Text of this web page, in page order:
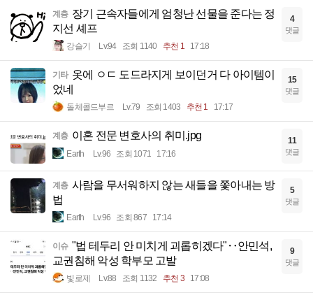
계층 장기 근속자들에게 엄청난 선물을 준다는 정
지선 셰프
강슬기 Lv.94 조회 1140 추천 1 17:18
4
댓글
기타 옷에 ㅇㄷ 도드라지게 보이던거 다 아이템이
었네
돌체콜드부르 Lv.79 조회 1403 추천 1 17:17
15
댓글
계층 이혼 전문 변호사의 취미.jpg
Earth Lv.96 조회 1071 17:16
11
댓글
계층 사람을 무서워하지 않는 새들을 쫓아내는 방
법
Earth Lv.96 조회 867 17:14
5
댓글
이슈 "법 테두리 안 미치게 괴롭히겠다"‥안민석,
교권침해 악성 학부모 고발
빛로제 Lv.88 조회 1132 추천 3 17:08
9
댓글